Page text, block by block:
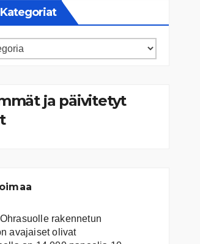
ja päivitetyt
rakennetun
avajaiset olivat